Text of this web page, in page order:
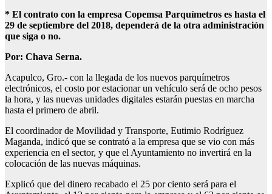
* El contrato con la empresa Copemsa Parquímetros es hasta el
29 de septiembre del 2018, dependerá de la otra administración
que siga o no.
Por: Chava Serna.
Acapulco, Gro.- con la llegada de los nuevos parquímetros
electrónicos, el costo por estacionar un vehículo será de ocho pesos
la hora, y las nuevas unidades digitales estarán puestas en marcha
hasta el primero de abril.
El coordinador de Movilidad y Transporte, Eutimio Rodríguez
Maganda, indicó que se contrató a la empresa que se vio con más
experiencia en el sector, y que el Ayuntamiento no invertirá en la
colocación de las nuevas máquinas.
Explicó que del dinero recabado el 25 por ciento será para el